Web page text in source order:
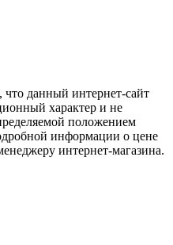
данный интернет-сайт
характер и не
положением
информации о цене
интернет-магазина.